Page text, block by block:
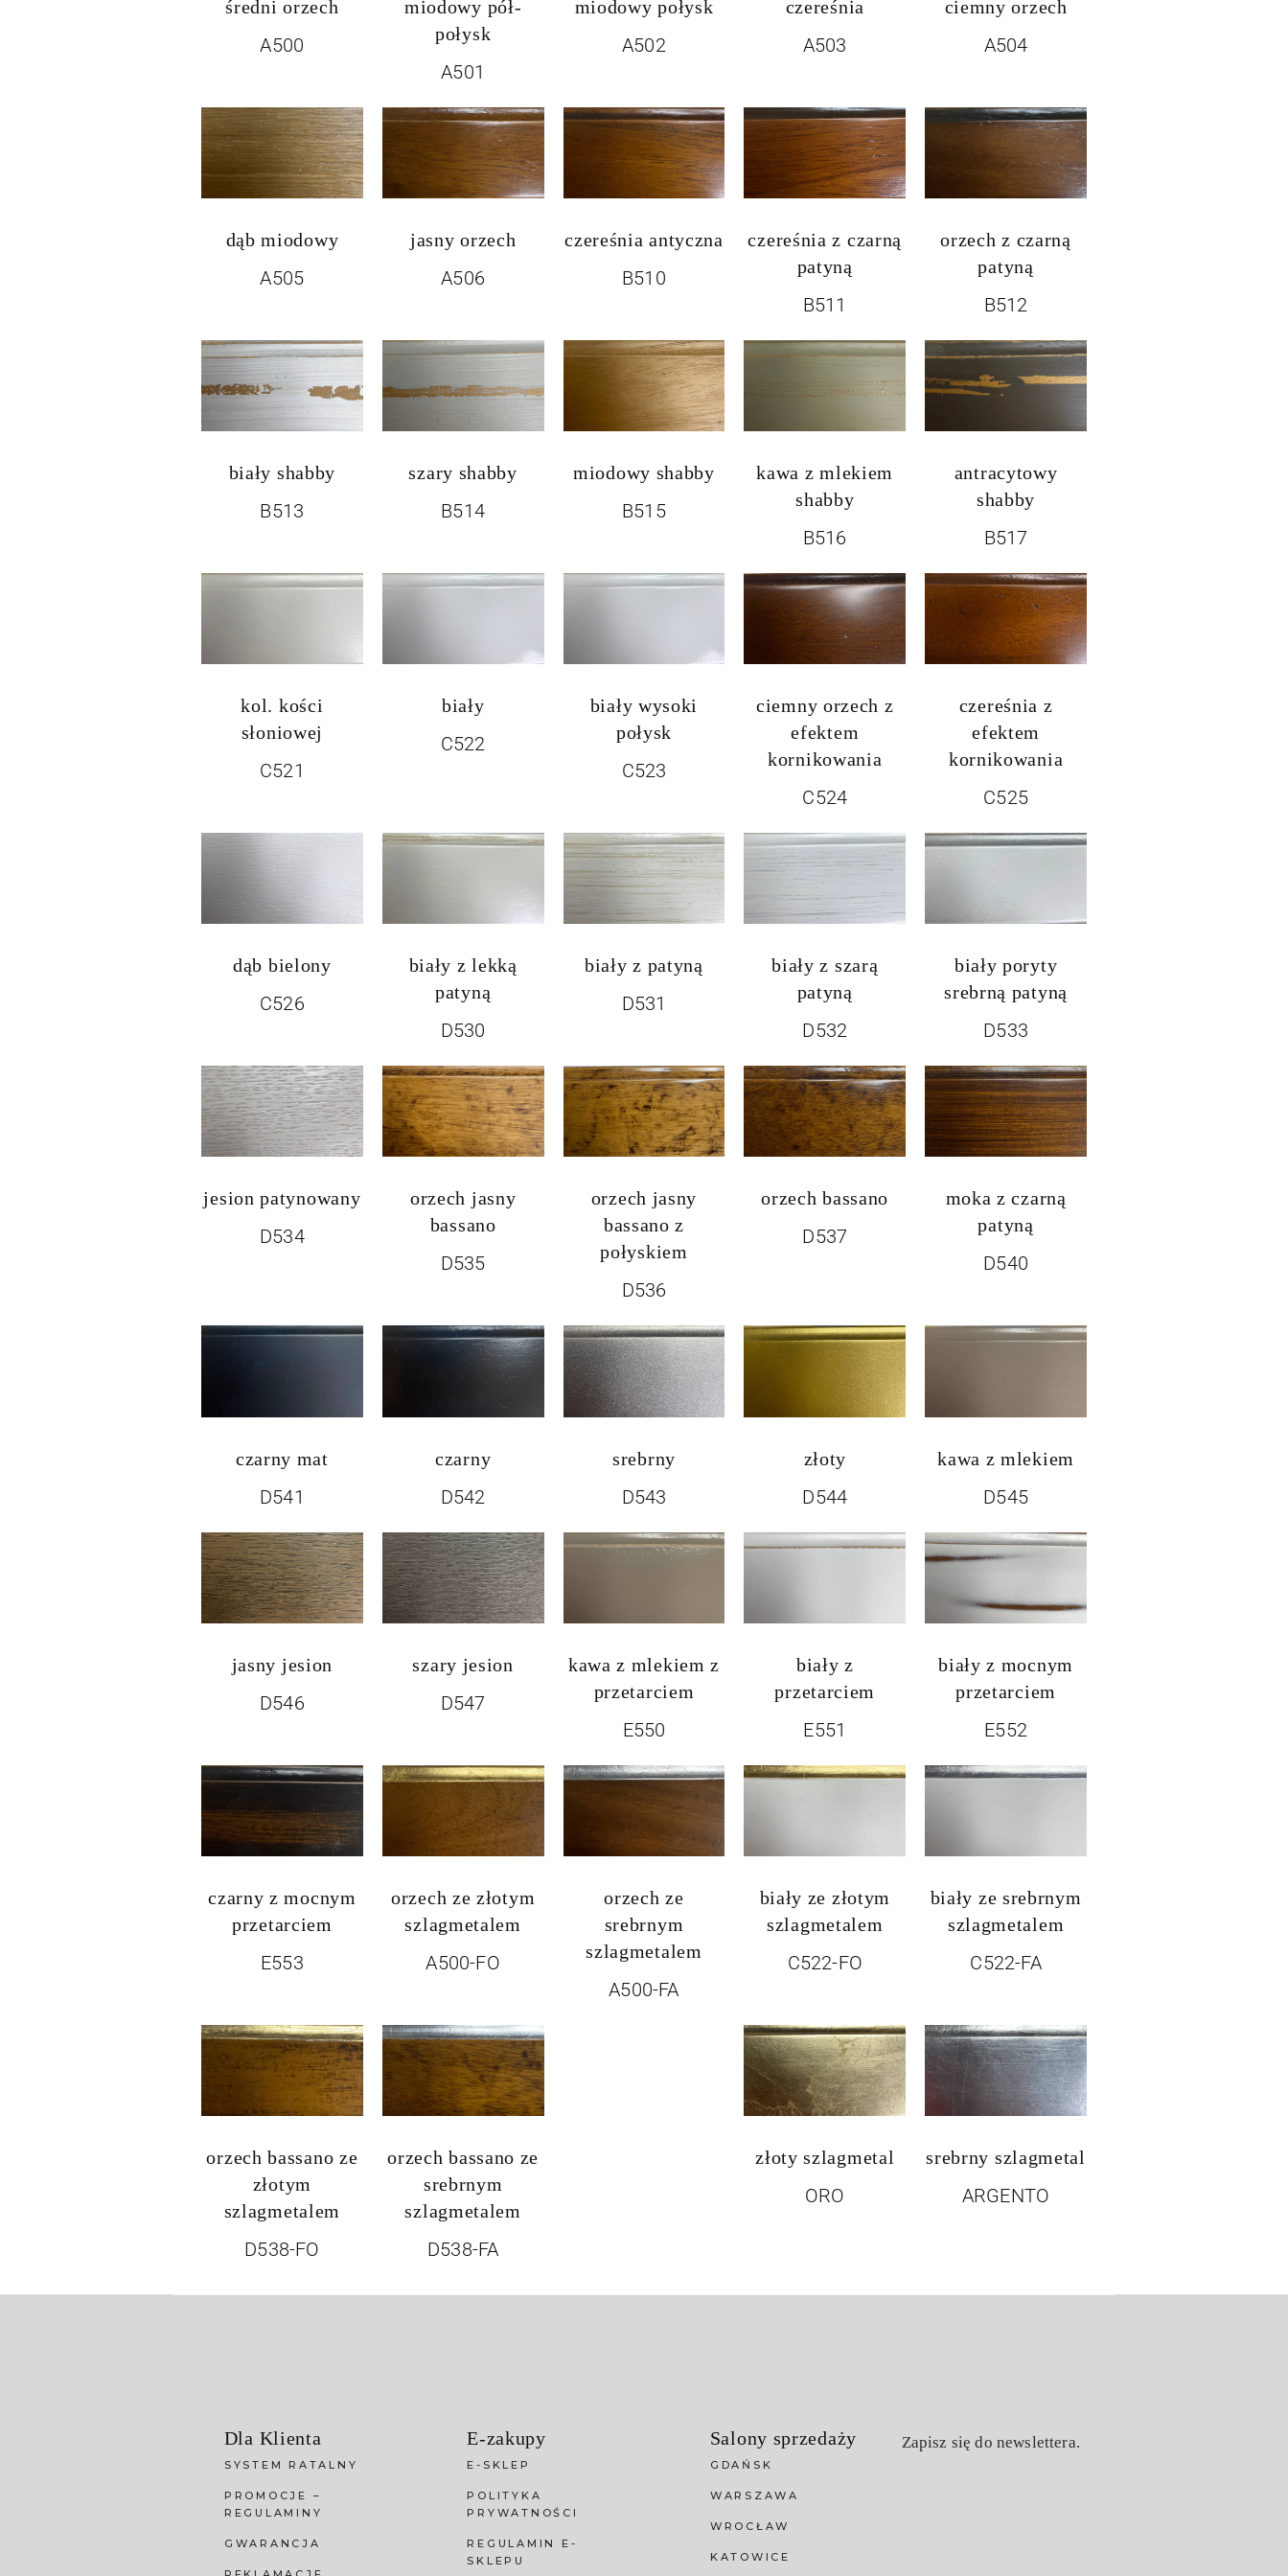
średni orzech
A500
miodowy pół-
połysk
A501
miodowy połysk
A502
czereśnia
A503
ciemny orzech
A504
dąb miodowy
A505
jasny orzech
A506
czereśnia antyczna
B510
czereśnia z czarną
patyną
B511
orzech z czarną
patyną
B512
biały shabby
B513
szary shabby
B514
miodowy shabby
B515
kawa z mlekiem
shabby
B516
antracytowy
shabby
B517
kol. kości
słoniowej
C521
biały
C522
biały wysoki
połysk
C523
ciemny orzech z
efektem
kornikowania
C524
czereśnia z
efektem
kornikowania
C525
dąb bielony
C526
biały z lekką
patyną
D530
biały z patyną
D531
biały z szarą
patyną
D532
biały poryty
srebrną patyną
D533
jesion patynowany
D534
orzech jasny
bassano
D535
orzech jasny
bassano z
połyskiem
D536
orzech bassano
D537
moka z czarną
patyną
D540
czarny mat
D541
czarny
D542
srebrny
D543
złoty
D544
kawa z mlekiem
D545
jasny jesion
D546
szary jesion
D547
kawa z mlekiem z
przetarciem
E550
biały z
przetarciem
E551
biały z mocnym
przetarciem
E552
czarny z mocnym
przetarciem
E553
orzech ze złotym
szlagmetalem
A500-FO
orzech ze
srebrnym
szlagmetalem
A500-FA
biały ze złotym
szlagmetalem
C522-FO
biały ze srebrnym
szlagmetalem
C522-FA
orzech bassano ze
złotym
szlagmetalem
D538-FO
orzech bassano ze
srebrnym
szlagmetalem
D538-FA
złoty szlagmetal
ORO
srebrny szlagmetal
ARGENTO
Dla Klienta
SYSTEM RATALNY
PROMOCJE –
REGULAMINY
GWARANCJA
E-zakupy
E-SKLEP
POLITYKA
PRYWATNOŚCI
REGULAMIN E-
SKLEPU
Salony sprzedaży
GDAŃSK
WARSZAWA
WROCŁAW
KATOWICE
Zapisz się do newslettera.